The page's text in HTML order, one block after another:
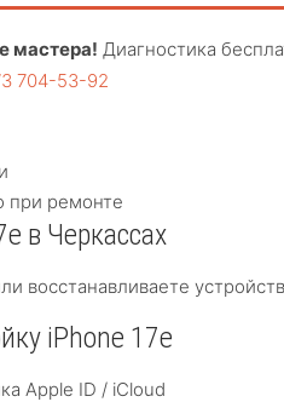
мастера! Диагностика
704-53-92
при ремонте
в Черкассах
восстанавливаете
iPhone 17e
Apple ID / iCloud